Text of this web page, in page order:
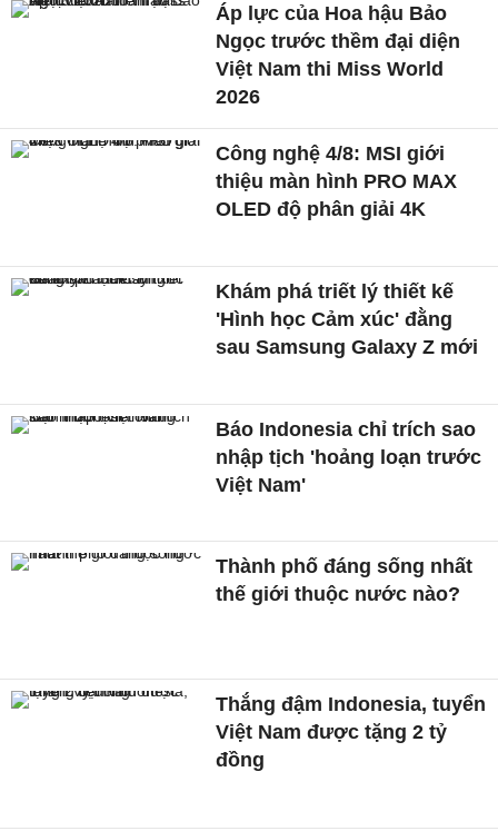
Áp lực của Hoa hậu Bảo
Ngọc trước thềm đại diện
Việt Nam thi Miss World
2026
Công nghệ 4/8: MSI giới
thiệu màn hình PRO MAX
OLED độ phân giải 4K
Khám phá triết lý thiết kế
'Hình học Cảm xúc' đằng
sau Samsung Galaxy Z mới
Báo Indonesia chỉ trích sao
nhập tịch 'hoảng loạn trước
Việt Nam'
Thành phố đáng sống nhất
thế giới thuộc nước nào?
Thắng đậm Indonesia, tuyển
Việt Nam được tặng 2 tỷ
đồng